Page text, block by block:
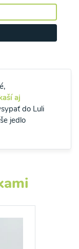
aj
do Luli
jedlo